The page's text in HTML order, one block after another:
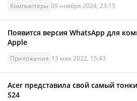
Компьютеры 09 ноября 2024, 23:15
Появится версия WhatsApp для
Apple
Приложения 13 мая 2022, 15:43
Acer представила свой самый
S24